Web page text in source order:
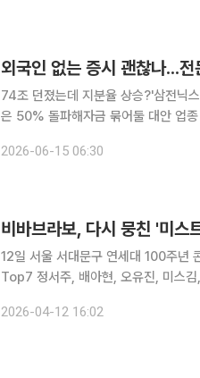
74조 던졌는데 지분율 상승?'삼전닉
은 50% 돌파해자금 묶어둘 대안 업종 '한계' 코스피 시장에서 외국인 투자자들
들은 이번 매도세는 한국 시장 펀더멘
2026-06-15 06:30
비바브라보, 다시 뭉친 '미
12일 서울 서대문구 연세대 100주
Top7 정서주, 배아현, 오유진, 미스
2026-04-12 16:02